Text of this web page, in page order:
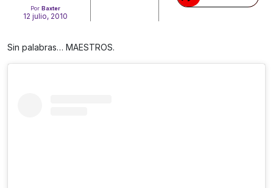
Por Baxter
12 julio, 2010
Sin palabras… MAESTROS.